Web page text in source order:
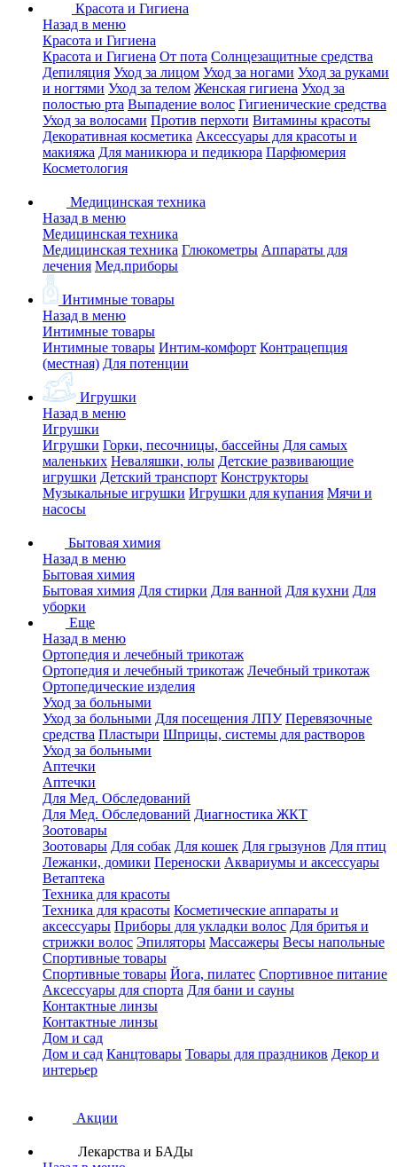
Красота и Гигиена
Назад в меню
Красота и Гигиена
Красота и Гигиена От пота Солнцезащитные средства
Депиляция Уход за лицом Уход за ногами Уход за руками
и ногтями Уход за телом Женская гигиена Уход за
полостью рта Выпадение волос Гигиенические средства
Уход за волосами Против перхоти Витамины красоты
Декоративная косметика Аксессуары для красоты и
макияжа Для маникюра и педикюра Парфюмерия
Косметология
Медицинская техника
Назад в меню
Медицинская техника
Медицинская техника Глюкометры Аппараты для
лечения Мед.приборы
Интимные товары
Назад в меню
Интимные товары
Интимные товары Интим-комфорт Контрацепция
(местная) Для потенции
Игрушки
Назад в меню
Игрушки
Игрушки Горки, песочницы, бассейны Для самых
маленьких Неваляшки, юлы Детские развивающие
игрушки Детский транспорт Конструкторы
Музыкальные игрушки Игрушки для купания Мячи и
насосы
Бытовая химия
Назад в меню
Бытовая химия
Бытовая химия Для стирки Для ванной Для кухни Для
уборки
Еще
Назад в меню
Ортопедия и лечебный трикотаж
Ортопедия и лечебный трикотаж Лечебный трикотаж
Ортопедические изделия
Уход за больными
Уход за больными Для посещения ЛПУ Перевязочные
средства Пластыри Шприцы, системы для растворов
Уход за больными
Аптечки
Аптечки
Для Мед. Обследований
Для Мед. Обследований Диагностика ЖКТ
Зоотовары
Зоотовары Для собак Для кошек Для грызунов Для птиц
Лежанки, домики Переноски Аквариумы и аксессуары
Ветаптека
Техника для красоты
Техника для красоты Косметические аппараты и
аксессуары Приборы для укладки волос Для бритья и
стрижки волос Эпиляторы Массажеры Весы напольные
Спортивные товары
Спортивные товары Йога, пилатес Спортивное питание
Аксессуары для спорта Для бани и сауны
Контактные линзы
Контактные линзы
Дом и сад
Дом и сад Канцтовары Товары для праздников Декор и
интерьер
Акции
Лекарства и БАДы